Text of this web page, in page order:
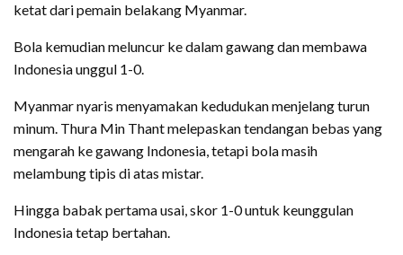
ketat dari pemain belakang Myanmar.
Bola kemudian meluncur ke dalam gawang dan membawa
Indonesia unggul 1-0.
Myanmar nyaris menyamakan kedudukan menjelang turun
minum. Thura Min Thant melepaskan tendangan bebas yang
mengarah ke gawang Indonesia, tetapi bola masih
melambung tipis di atas mistar.
Hingga babak pertama usai, skor 1-0 untuk keunggulan
Indonesia tetap bertahan.